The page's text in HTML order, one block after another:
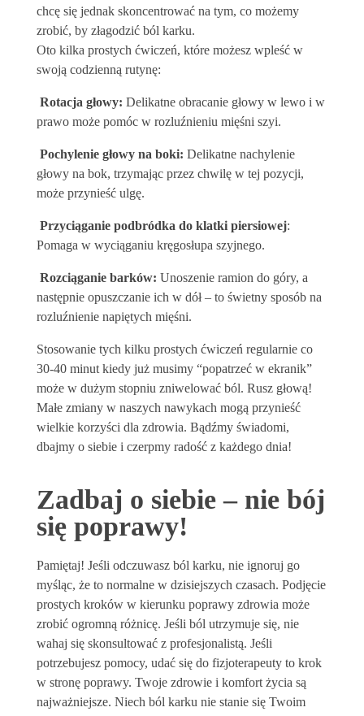
chcę się jednak skoncentrować na tym, co możemy
zrobić, by złagodzić ból karku.
Oto kilka prostych ćwiczeń, które możesz wpleść w
swoją codzienną rutynę:
Rotacja głowy: Delikatne obracanie głowy w lewo i w
prawo może pomóc w rozluźnieniu mięśni szyi.
Pochylenie głowy na boki: Delikatne nachylenie
głowy na bok, trzymając przez chwilę w tej pozycji,
może przynieść ulgę.
Przyciąganie podbródka do klatki piersiowej:
Pomaga w wyciąganiu kręgosłupa szyjnego.
Rozciąganie barków: Unoszenie ramion do góry, a
następnie opuszczanie ich w dół – to świetny sposób na
rozluźnienie napiętych mięśni.
Stosowanie tych kilku prostych ćwiczeń regularnie co
30-40 minut kiedy już musimy “popatrzeć w ekranik”
może w dużym stopniu zniwelować ból. Rusz głową!
Małe zmiany w naszych nawykach mogą przynieść
wielkie korzyści dla zdrowia. Bądźmy świadomi,
dbajmy o siebie i czerpmy radość z każdego dnia!
Zadbaj o siebie – nie bój
się poprawy!
Pamiętaj! Jeśli odczuwasz ból karku, nie ignoruj go
myśląc, że to normalne w dzisiejszych czasach. Podjęcie
prostych kroków w kierunku poprawy zdrowia może
zrobić ogromną różnicę. Jeśli ból utrzymuje się, nie
wahaj się skonsultować z profesjonalistą. Jeśli
potrzebujesz pomocy, udać się do fizjoterapeuty to krok
w stronę poprawy. Twoje zdrowie i komfort życia są
najważniejsze. Niech ból karku nie stanie się Twoim